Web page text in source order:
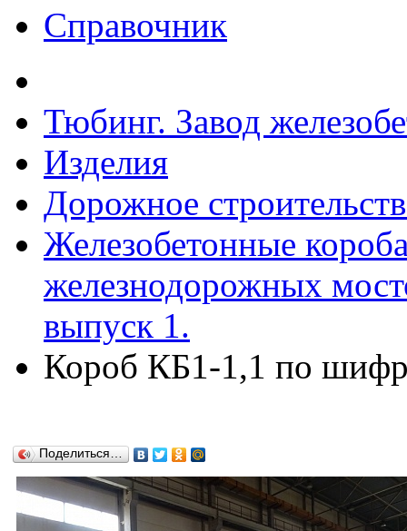
Справочник
Тюбинг. Завод
Изделия
Дорожное
Железобетонные
железнодорожных
выпуск 1.
Короб КБ1-1,1 по
Поделиться…